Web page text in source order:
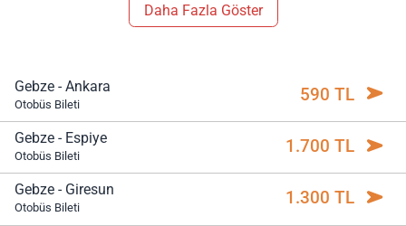
Daha Fazla Göster
Gebze - Ankara
Otobüs Bileti 590 TL
Gebze - Espiye
Otobüs Bileti 1.700 TL
Gebze - Giresun
Otobüs Bileti 1.300 TL